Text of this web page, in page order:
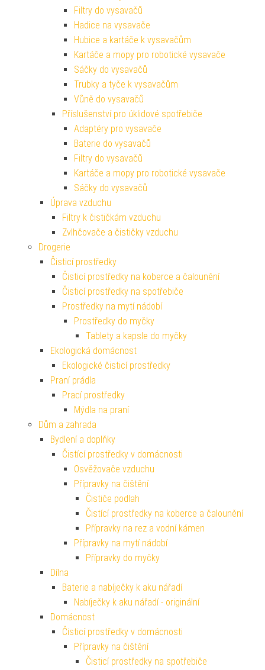
Filtry do vysavačů
Hadice na vysavače
Hubice a kartáče k vysavačům
Kartáče a mopy pro robotické vysavače
Sáčky do vysavačů
Trubky a tyče k vysavačům
Vůně do vysavačů
Příslušenství pro úklidové spotřebiče
Adaptéry pro vysavače
Baterie do vysavačů
Filtry do vysavačů
Kartáče a mopy pro robotické vysavače
Sáčky do vysavačů
Úprava vzduchu
Filtry k čističkám vzduchu
Zvlhčovače a čističky vzduchu
Drogerie
Čisticí prostředky
Čisticí prostředky na koberce a čalounění
Čisticí prostředky na spotřebiče
Prostředky na mytí nádobí
Prostředky do myčky
Tablety a kapsle do myčky
Ekologická domácnost
Ekologické čisticí prostředky
Praní prádla
Prací prostředky
Mýdla na praní
Dům a zahrada
Bydlení a doplňky
Čistící prostředky v domácnosti
Osvěžovače vzduchu
Přípravky na čištění
Čističe podlah
Čistící prostředky na koberce a čalounění
Přípravky na rez a vodní kámen
Přípravky na mytí nádobí
Přípravky do myčky
Dílna
Baterie a nabíječky k aku nářadí
Nabíječky k aku nářadí - originální
Domácnost
Čisticí prostředky v domácnosti
Přípravky na čištění
Čisticí prostředky na spotřebiče